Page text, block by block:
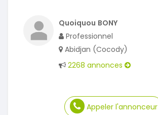
Quoiquou BONY
Professionnel
Abidjan (Cocody)
2268 annonces
Appeler l'annonceur